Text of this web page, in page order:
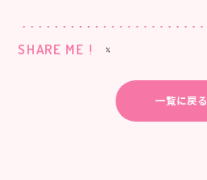
SHARE ME !
一覧に戻る